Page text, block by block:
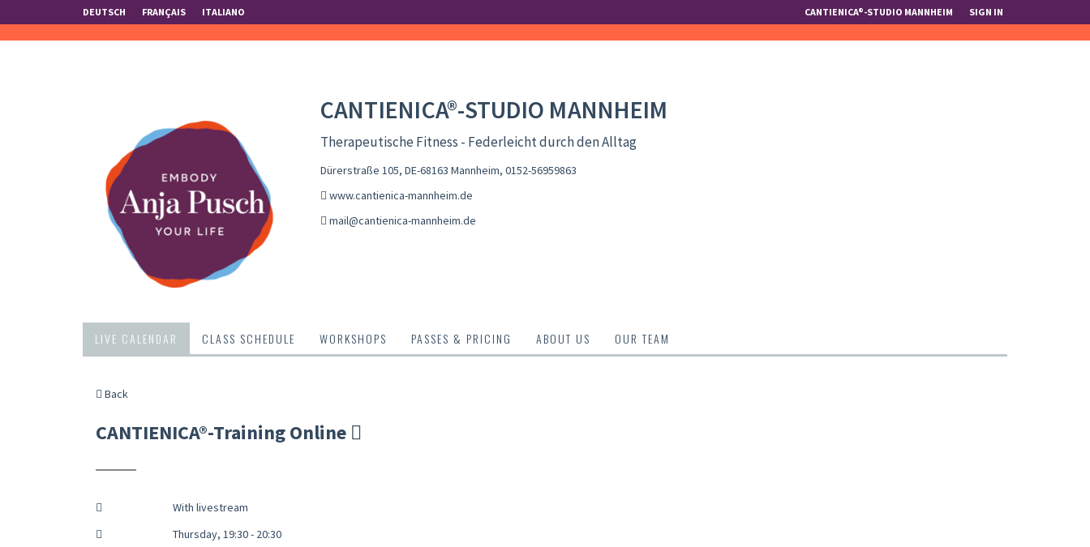
DEUTSCH FRANÇAIS ITALIANO CANTIENICA®-STUDIO MANNHEIM SIGN IN
CANTIENICA®-STUDIO MANNHEIM
Therapeutische Fitness - Federleicht durch den Alltag
Dürerstraße 105, DE-68163 Mannheim, 0152-56959863
www.cantienica-mannheim.de
mail@cantienica-mannheim.de
LIVE CALENDAR CLASS SCHEDULE WORKSHOPS PASSES & PRICING ABOUT US OUR TEAM
Back
CANTIENICA®-Training Online
With livestream
Thursday, 19:30 - 20:30